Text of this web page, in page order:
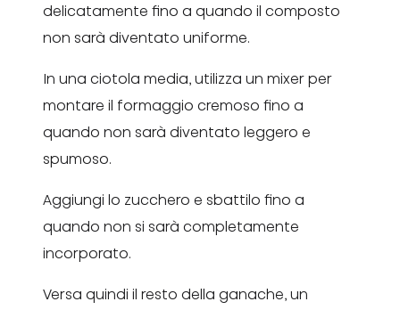
delicatamente fino a quando il composto
non sarà diventato uniforme.
In una ciotola media, utilizza un mixer per
montare il formaggio cremoso fino a
quando non sarà diventato leggero e
spumoso.
Aggiungi lo zucchero e sbattilo fino a
quando non si sarà completamente
incorporato.
Versa quindi il resto della ganache, un